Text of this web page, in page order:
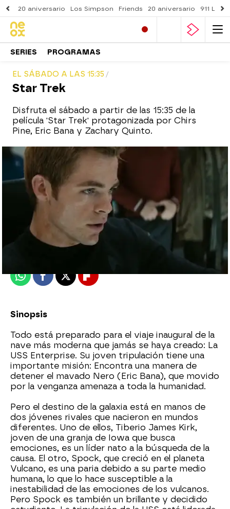
20 aniversario Los Simpson Friends 20 aniversario 911
SERIES PROGRAMAS
EL SÁBADO A LAS 15:35
Star Trek
Disfruta el sábado a partir de las 15:35 de la
película 'Star Trek' protagonizada por Chirs
Pine, Eric Bana y Zachary Quinto.
neox
Madrid
WhatsappFacebook
X Flipboard
Sinopsis
Todo está preparado para el viaje inaugural de la
nave más moderna que jamás se haya creado: La
USS Enterprise. Su joven tripulación tiene una
importante misión: Encontra una manera de
detener el mavado Nero (Eric Bana), que movido
por la venganza amenaza a toda la humanidad.
Pero el destino de la galaxia está en manos de
dos jóvenes rivales que nacieron en mundos
diferentes. Uno de ellos, Tiberio James Kirk,
joven de una granja de Iowa que busca
emociones, es un líder nato a la búsqueda de la
causa. El otro, Spock, que creció en el planeta
Vulcano, es una paria debido a su parte medio
humana, lo que lo hace susceptible a la
inestabilidad de las emociones de los vulcanos.
Pero Spock es también un brillante y decidido